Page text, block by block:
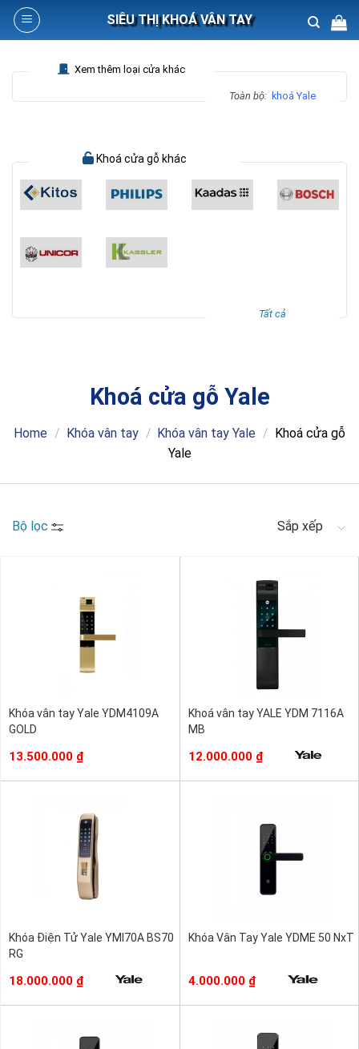
Skip
SIÊU THỊ KHOÁ VÂN TAY
SearchXem thêm loại cửa khác
Toàn bộ: khoá Yale
Khoá cửa gỗ khác
Tất cả
Khoá cửa gỗ Yale
Home / Khóa vân tay / Khóa vân tay Yale / Khoá cửa gỗ
Yale
Bộ lọc Sắp xếp
Khóa vân tay Yale YDM4109A
GOLD
13.500.000 ₫
Khoá vân tay YALE YDM 7116A
MB
12.000.000 ₫
Khóa Điện Tử Yale YMI70A BS70
RG
18.000.000 ₫
Khóa Vân Tay Yale YDME 50 NxT
4.000.000 ₫